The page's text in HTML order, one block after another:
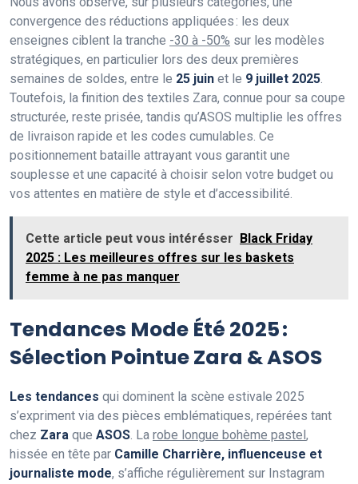
convergence des réductions appliquées : les deux
enseignes ciblent la tranche -30 à -50% sur les modèles
stratégiques, en particulier lors des deux premières
semaines de soldes, entre le 25 juin et le 9 juillet 2025.
Toutefois, la finition des textiles Zara, connue pour sa coupe
structurée, reste prisée, tandis qu’ASOS multiplie les offres
de livraison rapide et les codes cumulables. Ce
positionnement bataille attrayant vous garantit une
souplesse et une capacité à choisir selon votre budget ou
vos attentes en matière de style et d’accessibilité.
Cette article peut vous intérésser
Black Friday
2025 : Les meilleures offres sur les baskets
femme à ne pas manquer
Tendances Mode Été 2025 :
Sélection Pointue Zara & ASOS
Les tendances qui dominent la scène estivale 2025
s’expriment via des pièces emblématiques, repérées tant
chez Zara que ASOS. La robe longue bohème pastel ,
hissée en tête par Camille Charrière, influenceuse et
journaliste mode, s’affiche régulièrement sur Instagram